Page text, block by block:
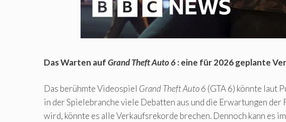
Das Warten aufGrand Theft Auto 6: eine für 2026 geplante
Das berühmte Videospiel Grand Theft Auto 6 (GTA 6) könnte laut
in der Spielebranche viele Debatten aus und die Erwartungen
wird, könnte es alle Verkaufsrekorde brechen. Dennoch kann es